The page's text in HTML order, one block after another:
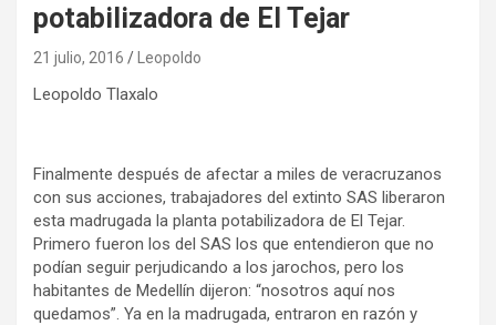
potabilizadora de El Tejar
21 julio, 2016 Leopoldo
Leopoldo Tlaxalo
Finalmente después de afectar a miles de veracruzanos
con sus acciones, trabajadores del extinto SAS liberaron
esta madrugada la planta potabilizadora de El Tejar.
Primero fueron los del SAS los que entendieron que no
podían seguir perjudicando a los jarochos, pero los
habitantes de Medellín dijeron: “nosotros aquí nos
quedamos”. Ya en la madrugada, entraron en razón y